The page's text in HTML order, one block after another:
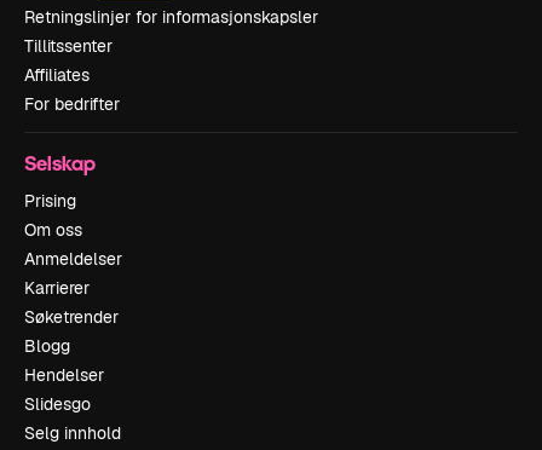
Retningslinjer for informasjonskapsler
Tillitssenter
Affiliates
For bedrifter
Selskap
Prising
Om oss
Anmeldelser
Karrierer
Søketrender
Blogg
Hendelser
Slidesgo
Selg innhold